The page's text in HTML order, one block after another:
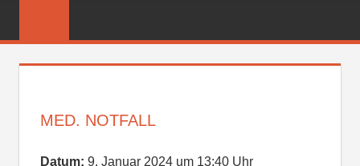
FEUERWEHR
MED. NOTFALL
Datum: 9. Januar 2024 um 13:40 Uhr